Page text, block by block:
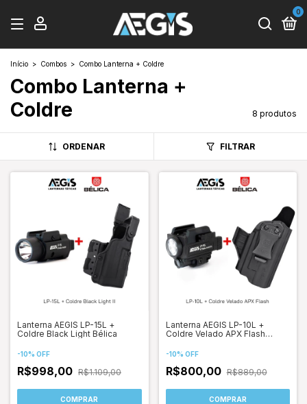
0
Início > Combos > Combo Lanterna + Coldre
Combo Lanterna +
Coldre
8 produtos
ORDENAR FILTRAR
Lanterna AEGIS LP-15L +
Coldre Black Light Bélica
-10% OFF
R$998,00 R$1.109,00
COMPRAR
Lanterna AEGIS LP-10L +
Coldre Velado APX Flash
-10% OFF
R$800,00 R$889,00
COMPRAR